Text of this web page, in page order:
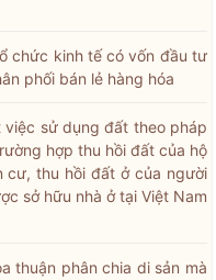
chức kinh tế có vốn đầu tư
phối bán lẻ hàng hóa
sử dụng đất theo pháp
hợp thu hồi đất của hộ
cư, thu hồi đất ở của người
sở hữu nhà ở tại Việt Nam
thuận phân chia di sản mà